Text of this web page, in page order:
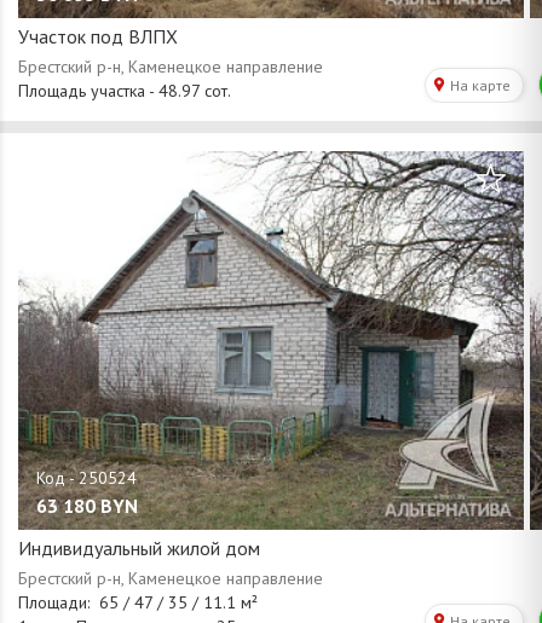
Участок под ВЛПХ
63 180 BYN
Индивидуальный жилой дом